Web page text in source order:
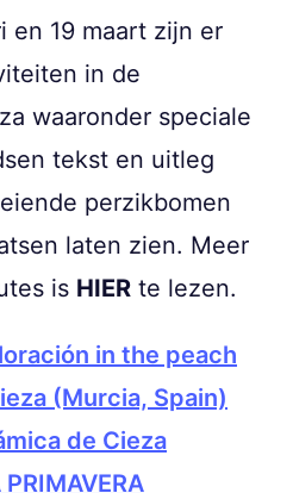
en 19 maart zijn er
in de
waaronder speciale
tekst en uitleg
perzikbomen
laten zien. Meer
is HIER te lezen.